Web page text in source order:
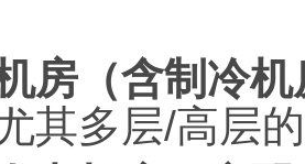
（含制冷机
其多层/高层